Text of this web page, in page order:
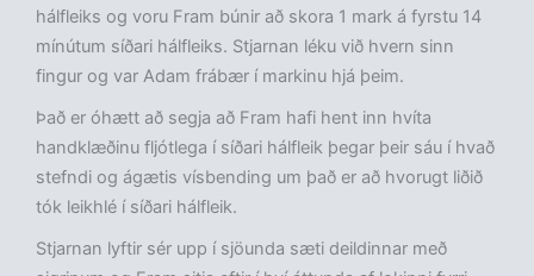
hálfleiks og voru Fram búnir að skora 1 mark á fyrstu 14
mínútum síðari hálfleiks. Stjarnan léku við hvern sinn
fingur og var Adam frábær í markinu hjá þeim.
Það er óhætt að segja að Fram hafi hent inn hvíta
handklæðinu fljótlega í síðari hálfleik þegar þeir sáu í hvað
stefndi og ágætis vísbending um það er að hvorugt liðið
tók leikhlé í síðari hálfleik.
Stjarnan lyftir sér upp í sjöunda sæti deildinnar með